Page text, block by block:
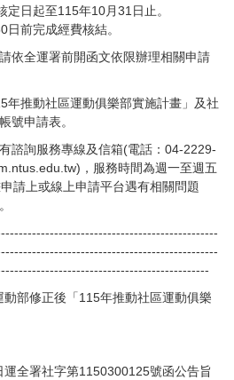
日起至115年10月31日止。
前完成經費核結。
依全運署前開函文依限辦理相關申請
年推動社區運動俱樂部實施計畫」及社
號申請表。
諮詢服務專線及信箱(電話：04-2229-
，服務時間為週一至週五
請上或線上申請平台遇有相關問題
部修正後「115年推動社區運動俱樂
全署社字第1150300125號函公告旨